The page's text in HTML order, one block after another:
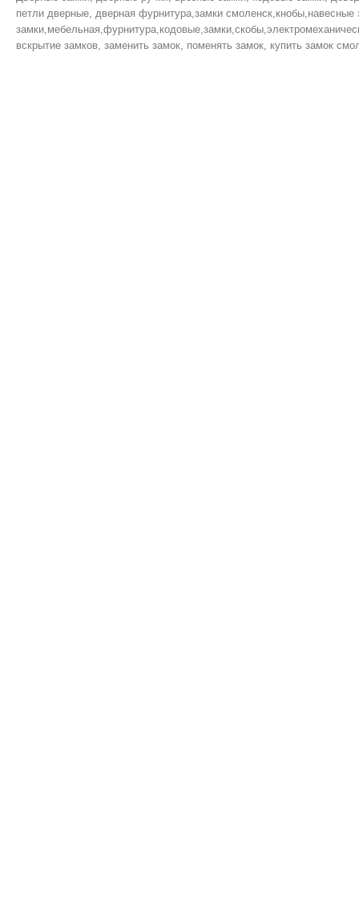
петли дверные, дверная фурнитура,замки
вскрытие замков, заменить замок, поменять замок, купить замок